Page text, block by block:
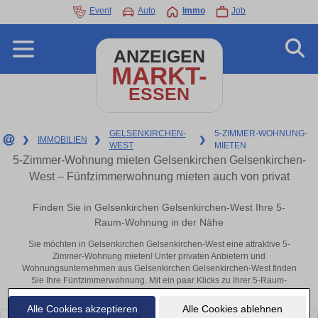
Alle Cookies akzeptieren Alle Cookies ablehnen
Event Auto Immo Job
ANZEIGEN
MARKT-
ESSEN
❯ IMMOBILIEN ❯
GELSENKIRCHEN-
WEST
❯
5-ZIMMER-WOHNUNG-
MIETEN
5-Zimmer-Wohnung mieten Gelsenkirchen Gelsenkirchen-
West – Fünfzimmerwohnung mieten auch von privat
Finden Sie in Gelsenkirchen Gelsenkirchen-West Ihre 5-
Raum-Wohnung in der Nähe
Sie möchten in Gelsenkirchen Gelsenkirchen-West eine attraktive 5-
Zimmer-Wohnung mieten! Unter privaten Anbietern und
Wohnungsunternehmen aus Gelsenkirchen Gelsenkirchen-West finden
Sie Ihre Fünfzimmerwohnung. Mit ein paar Klicks zu Ihrer 5-Raum-